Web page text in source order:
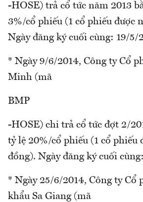
-HOSE) trả cổ tức năm 2013
3%/cổ phiếu (1 cổ phiếu được
Ngày đăng ký cuối cùng: 19/5/
* Ngày 9/6/2014, Công ty Cổ
Minh (mã
BMP
-HOSE) chi trả cổ tức đợt 2/
tỷ lệ 20%/cổ phiếu (1 cổ phiếu
đồng). Ngày đăng ký cuối
* Ngày 25/6/2014, Công ty Cổ
khẩu Sa Giang (mã